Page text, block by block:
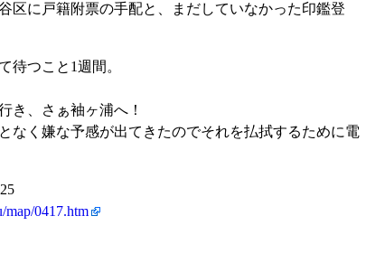
区に戸籍附票の手配と、まだしていなかった印鑑登
待つこと1週間。
き、さぁ袖ヶ浦へ！
なく嫌な予感が出てきたのでそれを払拭するために電
map/0417.htm